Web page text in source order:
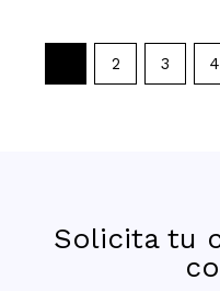
2 3 4
Solicita tu